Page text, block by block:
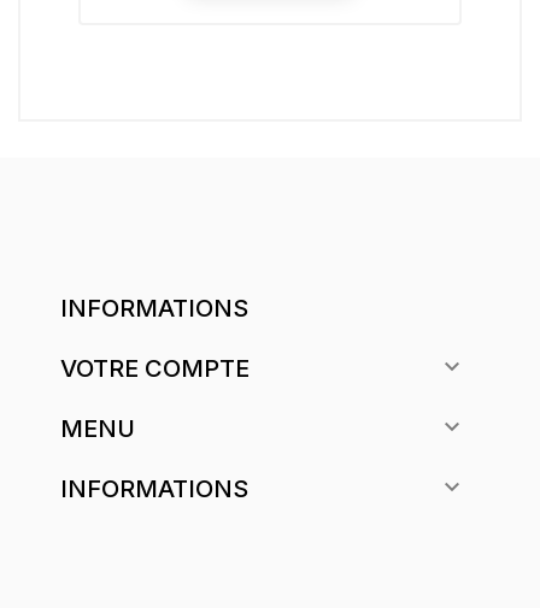
INFORMATIONS
VOTRE COMPTE 
MENU 
INFORMATIONS 